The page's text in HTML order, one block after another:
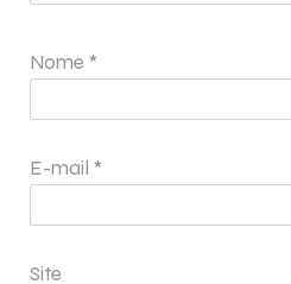
Nome *
E-mail *
Site